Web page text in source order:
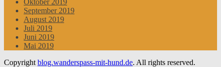
Oktober 2019
September 2019
August 2019
Juli 2019
Juni 2019
Mai 2019
Copyright blog.wanderspass-mit-hund.de. All rights reserved.